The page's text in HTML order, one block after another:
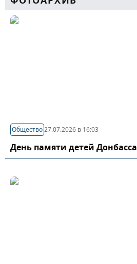
Общество27.07.2026 в 16:03
День памяти детей Донбасса